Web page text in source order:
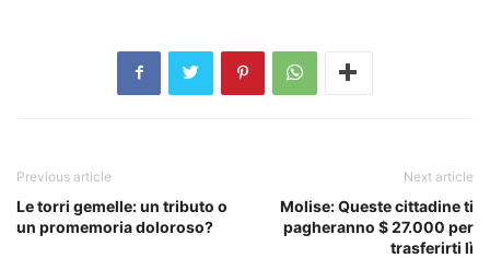
Previous article
Le torri gemelle: un tributo o
un promemoria doloroso?
Next article
Molise: Queste cittadine ti
pagheranno $ 27.000 per
trasferirti lì